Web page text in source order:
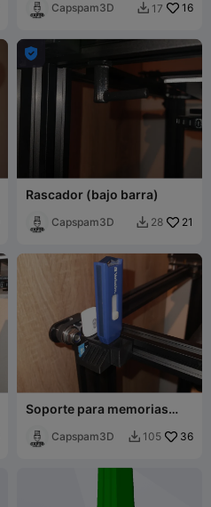
Capspam3D  17 16

Rascador (bajo barra)
Capspam3D  28 21
Soporte para memorias
Sentado en la impresora.
Capspam3D  105 36